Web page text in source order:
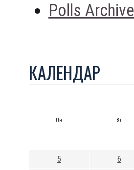
Polls Archive
КАЛЕНДАР
Пн Вт
5 6